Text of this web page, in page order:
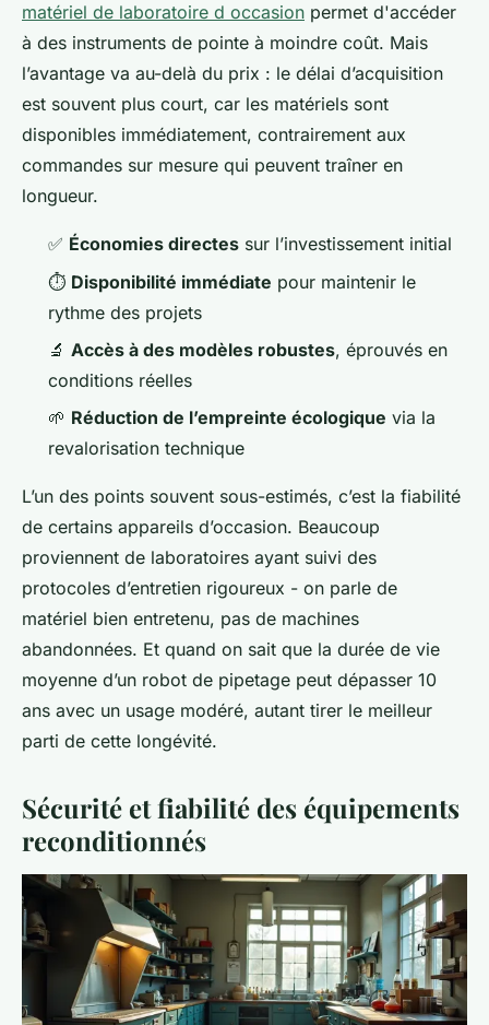
matériel de laboratoire d occasion permet d'accéder
à des instruments de pointe à moindre coût. Mais
l’avantage va au-delà du prix : le délai d’acquisition
est souvent plus court, car les matériels sont
disponibles immédiatement, contrairement aux
commandes sur mesure qui peuvent traîner en
longueur.
✅ Économies directes sur l’investissement initial
⏱️ Disponibilité immédiate pour maintenir le
rythme des projets
🔬 Accès à des modèles robustes, éprouvés en
conditions réelles
🌱 Réduction de l’empreinte écologique via la
revalorisation technique
L’un des points souvent sous-estimés, c’est la fiabilité
de certains appareils d’occasion. Beaucoup
proviennent de laboratoires ayant suivi des
protocoles d’entretien rigoureux - on parle de
matériel bien entretenu, pas de machines
abandonnées. Et quand on sait que la durée de vie
moyenne d’un robot de pipetage peut dépasser 10
ans avec un usage modéré, autant tirer le meilleur
parti de cette longévité.
Sécurité et fiabilité des équipements
reconditionnés